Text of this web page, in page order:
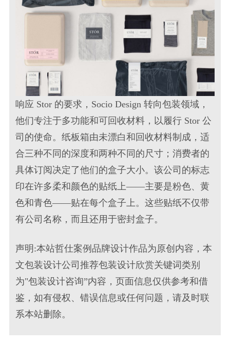
响应 Stor 的要求，Socio Design 转向包装领域，
他们专注于多功能和可回收材料，以履行 Stor 公
司的使命。纸板箱由未漂白和回收材料制成，适
合三种不同的深度和两种不同的尺寸；消费者的
具体订阅决定了他们的盒子大小。该公司的标志
印在许多柔和颜色的贴纸上——主要是粉色、黄
色和青色——贴在每个盒子上。这些贴纸不仅带
有公司名称，而且还用于密封盒子。
声明:本站哲仕案例品牌设计作品为原创内容，本
文包装设计公司推荐包装设计欣赏关键词类别
为"包装设计咨询”内容，页面信息仅供参考和借
鉴，如有侵权、错误信息或任何问题，请及时联
系本站删除。